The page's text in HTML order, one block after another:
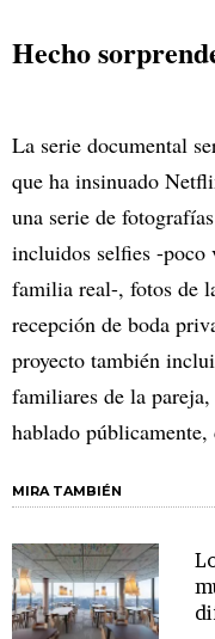
Hecho
La serie documental
que ha insinuado
una serie de
incluidos selfies -poco
familia real-, fotos de
recepción de boda
proyecto también
familiares de la
hablado
MIRA TAMBIÉN